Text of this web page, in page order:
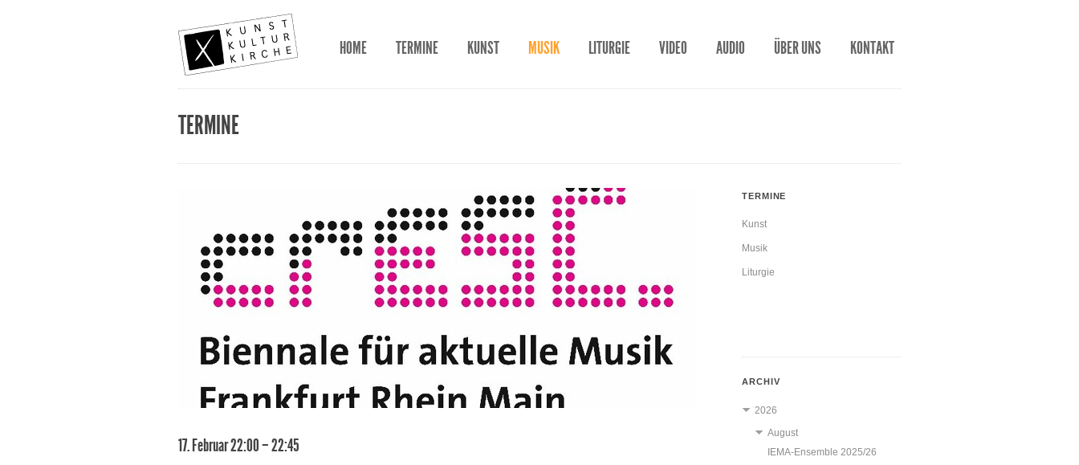
HOME TERMINE KUNST MUSIK LITURGIE VIDEO AUDIO ÜBER UNS KONTAKT
TERMINE
17. Februar 22:00 – 22:45
TERMINE
Kunst
Musik
Liturgie
ARCHIV
2026
August
IEMA-Ensemble 2025/26